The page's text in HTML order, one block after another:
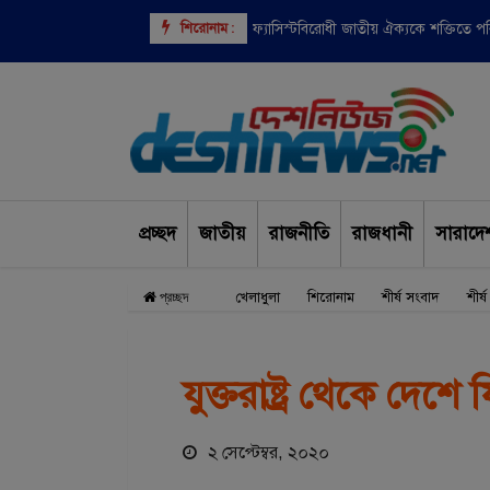
শিরোনাম : বাংলাদেশসহ ৯ দেশের উপর ভিসা
প্রচ্ছদ জাতীয় রাজনীতি রাজধানী
প্রচ্ছদ খেলাধুলা শিরোনাম শীর্ষ সংবাদ
যুক্তরাষ্ট্র থেকে দেশে
২ সেপ্টেম্বর, ২০২০